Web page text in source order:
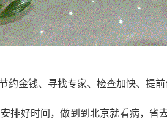
约金钱、寻找专家、检查加快、提前
排好时间，做到到北京就看病，省